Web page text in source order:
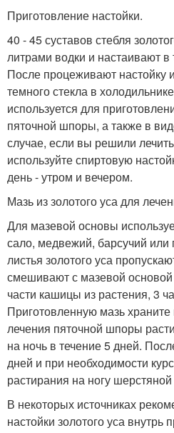
Приготовление настойки.
40 - 45 суставов стебля
литрами водки и настаивают
После процеживают настойку
темного стекла в
используется для
пяточной шпоры, а также в
случае, если вы решили
используйте спиртовую
день - утром и вечером.
Мазь из золотого уса для
Для мазевой основы
сало, медвежий, барсучий
листья золотого уса
смешивают с мазевой
части кашицы из растения, 3
Приготовленную мазь
лечения пяточной шпоры
на ночь в течение 5 дней.
дней и при необходимости
растирания на ногу
В некоторых источниках
настойки золотого уса внутрь